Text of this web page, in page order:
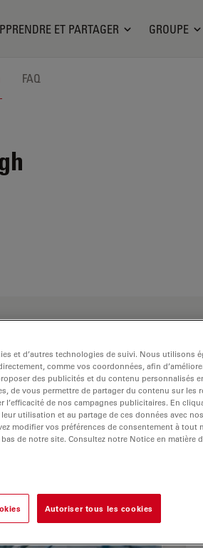
ET PARTAGER GROUPE
FAQ
et d’autres technologies de suivi. Nous utilisons
comme vos coordonnées, afin
des publicités et du contenu personnalisés
de vous permettre de partager du contenu sur les
l’efficacité de nos campagnes publicitaires. En
utilisation et au partage de ces données avec nos
modifier vos préférences de consentement à tout
de notre site. Consultez notre Notice en matière
Autoriser tous les cookies